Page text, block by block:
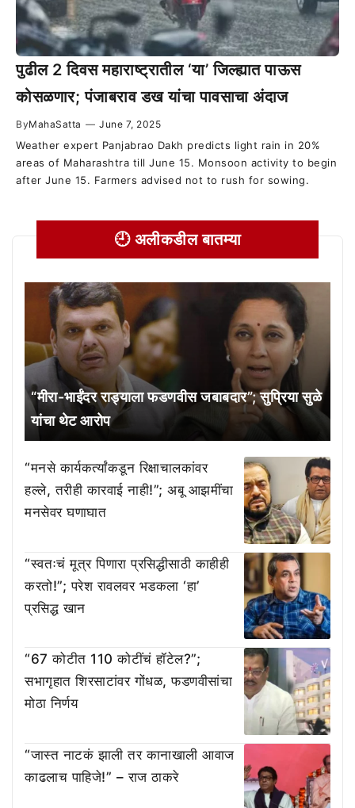
पुढील 2 दिवस महाराष्ट्रातील ‘या’ जिल्ह्यात पाऊस
कोसळणार; पंजाबराव डख यांचा पावसाचा अंदाज
ByMahaSatta — June 7, 2025
Weather expert Panjabrao Dakh predicts light rain in 20%
areas of Maharashtra till June 15. Monsoon activity to begin
after June 15. Farmers advised not to rush for sowing.
🕘 अलीकडील बातम्या
“मीरा-भाईंदर राड्याला फडणवीस जबाबदार”; सुप्रिया सुळे
यांचा थेट आरोप
“मनसे कार्यकर्त्यांकडून रिक्षाचालकांवर
हल्ले, तरीही कारवाई नाही!”; अबू आझमींचा
मनसेवर घणाघात
“स्वतःचं मूत्र पिणारा प्रसिद्धीसाठी काहीही
करतो!”; परेश रावलवर भडकला ‘हा’
प्रसिद्ध खान
“67 कोटीत 110 कोटींचं हॉटेल?”;
सभागृहात शिरसाटांवर गोंधळ, फडणवीसांचा
मोठा निर्णय
“जास्त नाटकं झाली तर कानाखाली आवाज
काढलाच पाहिजे!” – राज ठाकरे